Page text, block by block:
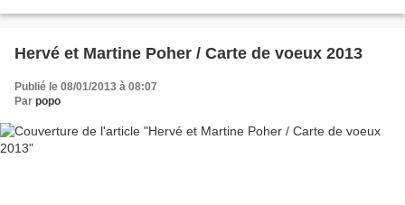
Hervé et Martine Poher / Carte de voeux 2013
Publié le 08/01/2013 à 08:07
Par popo